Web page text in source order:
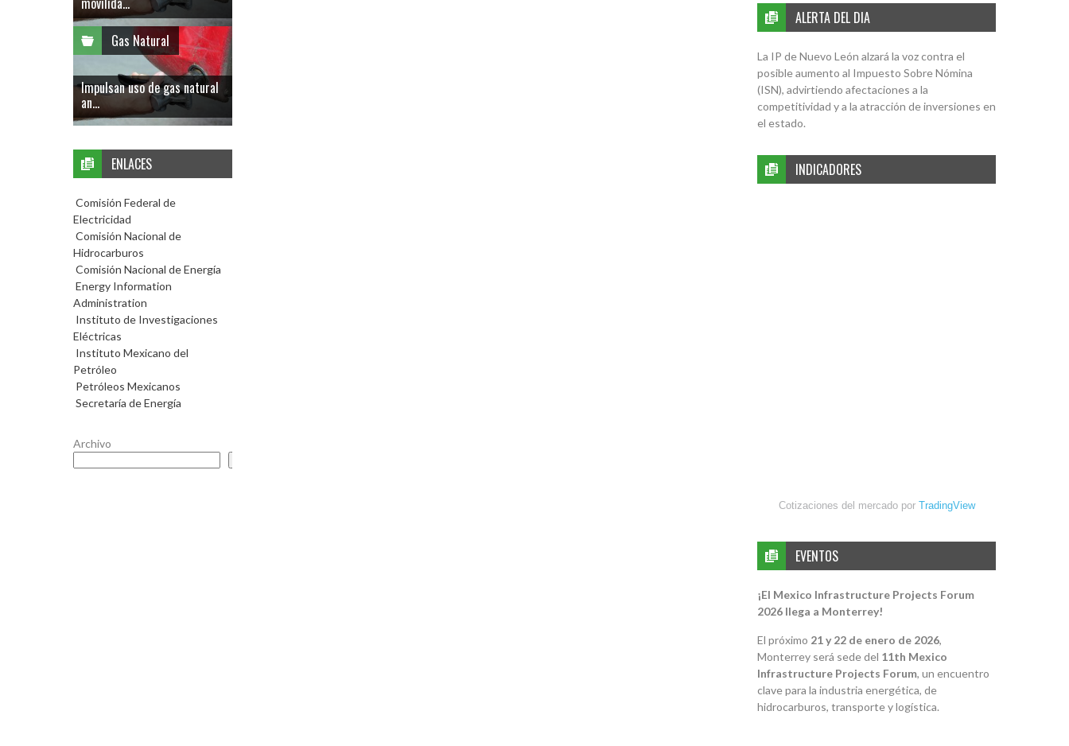
ALERTA DEL DIA
La IP de Nuevo León alzará la voz contra el
posible aumento al Impuesto Sobre Nómina
(ISN), advirtiendo afectaciones a la
competitividad y a la atracción de inversiones en
el estado.
INDICADORES
Cotizaciones del mercado por TradingView
EVENTOS
¡El Mexico Infrastructure Projects Forum
2026 llega a Monterrey!
El próximo 21 y 22 de enero de 2026,
Monterrey será sede del 11th Mexico
Infrastructure Projects Forum, un encuentro
clave para la industria energética, de
hidrocarburos, transporte y logística.
Gas Natural
Impulsan uso de gas natural
an...
ENLACES
Comisión Federal de
Electricidad
Comisión Nacional de
Hidrocarburos
Comisión Nacional de Energía
Energy Information
Administration
Instituto de Investigaciones
Eléctricas
Instituto Mexicano del
Petróleo
Petróleos Mexicanos
Secretaría de Energía
Archivo